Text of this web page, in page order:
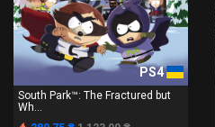
PS4
South Park™: The Fractured but
Wh...